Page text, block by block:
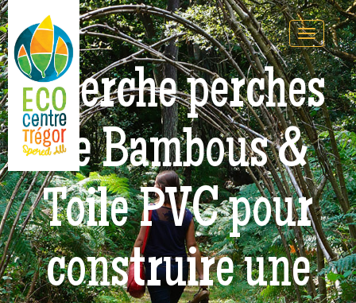
Cherche perches
de Bambous &
Toile PVC pour
construire une